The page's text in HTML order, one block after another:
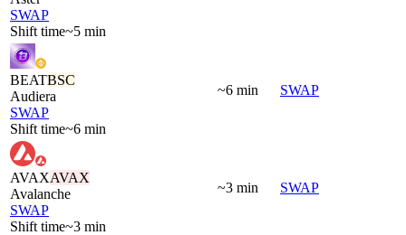
SWAP
Shift time~5 min
BEATBSC
Audiera
SWAP
Shift time~6 min
~6 min SWAP
AVAXAVAX
Avalanche
SWAP
Shift time~3 min
~3 min SWAP